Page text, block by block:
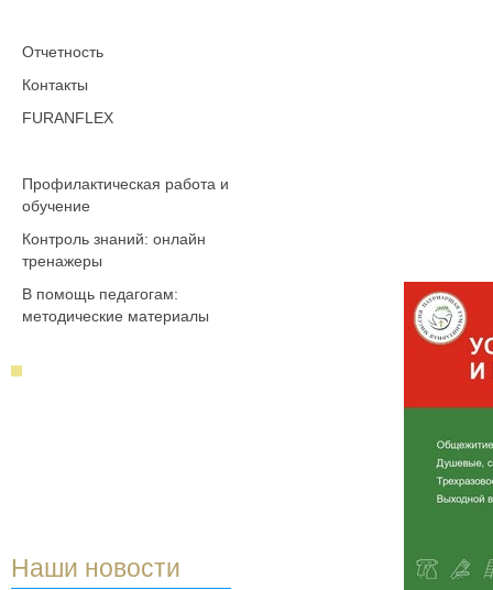
Отчетность
Контакты
FURANFLEX
Профилактическая работа и
обучение
Контроль знаний: онлайн
тренажеры
В помощь педагогам:
методические материалы
Наши новости